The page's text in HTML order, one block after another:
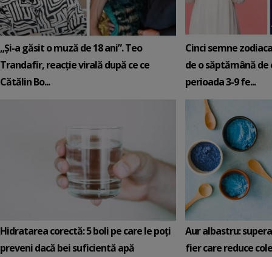
„Și-a găsit o muză de 18 ani”. Teo
Trandafir, reacție virală după ce ce
Cătălin Bo...
Cinci semne
de o săptămână de
perioada 3-9 fe...
Hidratarea corectă: 5 boli pe care le poți
preveni dacă bei suficientă apă
Aur albastru:
fier care reduce